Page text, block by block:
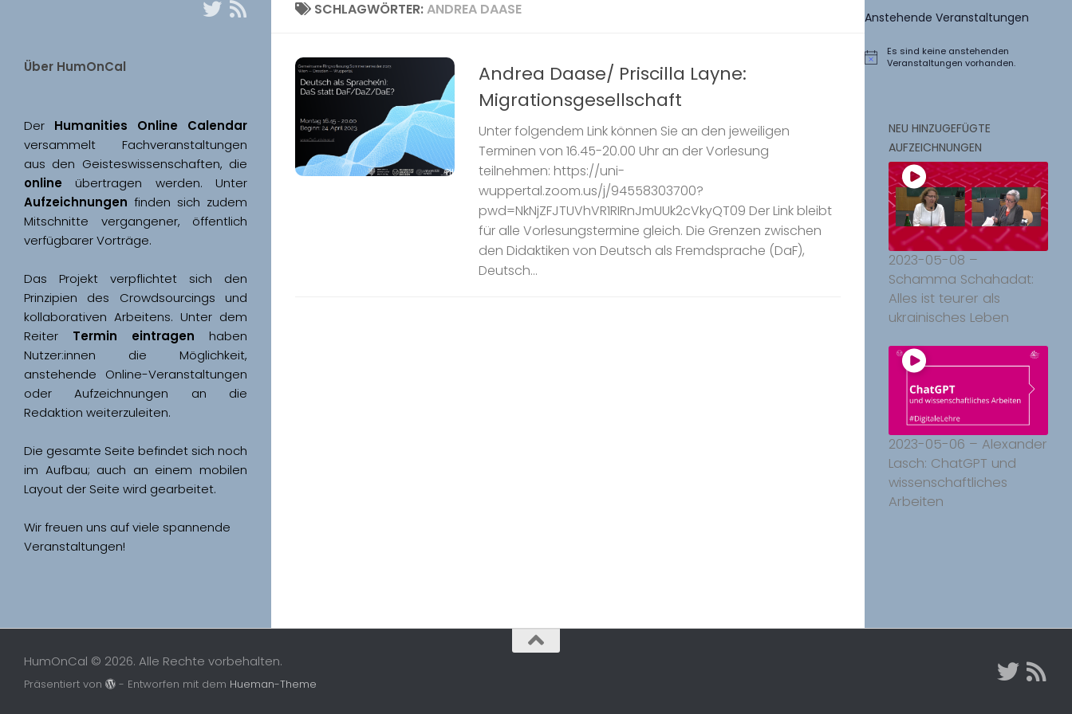
SCHLAGWÖRTER:ANDREA DAASE
Andrea Daase/ Priscilla Layne:
Migrationsgesellschaft
Unter folgendem Link können Sie an den jeweiligen
Terminen von 16.45-20.00 Uhr an der Vorlesung
teilnehmen: https://uni-
wuppertal.zoom.us/j/94558303700?
pwd=NkNjZFJTUVhVR1RIRnJmUUk2cVkyQT09 Der Link bleibt
für alle Vorlesungstermine gleich. Die Grenzen zwischen
den Didaktiken von Deutsch als Fremdsprache (DaF),
Deutsch...
Über HumOnCal
Der
versammelt Fachveranstaltungen
online
Aufzeichnungen finden sich zudem
Mitschnitte vergangener, öffentlich
Das Projekt verpflichtet sich den
Prinzipien des Crowdsourcings und
kollaborativen Arbeitens. Unter dem
Reiter Termin eintragen haben
Nutzer:innen die Möglichkeit,
anstehende Online-Veranstaltungen
oder Aufzeichnungen an die
Redaktion weiterzuleiten.
Die gesamte Seite befindet sich noch
im Aufbau; auch an einem mobilen
Wir freuen uns auf viele spannende
Veranstaltungen!
Anstehende Veranstaltungen
Hinweis
Es sind keine anstehenden
Veranstaltungen vorhanden.
NEU HINZUGEFÜGTE
AUFZEICHNUNGEN
2023-05-08 –
Schamma Schahadat:
Alles ist teurer als
ukrainisches Leben
2023-05-06 – Alexander
Lasch: ChatGPT und
wissenschaftliches
Arbeiten
HumOnCal © 2026. Alle Rechte vorbehalten.
Präsentiert von - Entworfen mit dem Hueman-Theme